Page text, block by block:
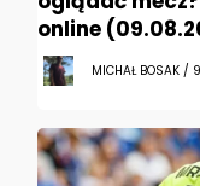
online
MICHAŁ BOSAK /